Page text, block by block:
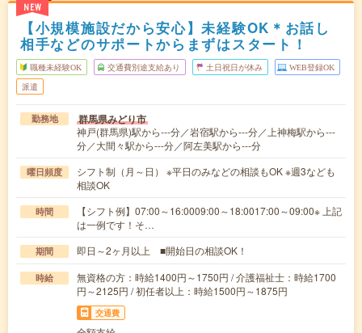
NEW
【小規模施設だから安心】未経験OK＊お話し
相手などのサポートからまずはスタート！
職種未経験OK 交通費別途支給あり 土日祝日が休み WEB登録OK
派遣
勤務地 群馬県みどり市
神戸(群馬県)駅から---分／岩宿駅から---分／上神梅駅から---
分／大間々駅から---分／阿左美駅から---分
曜日頻度
シフト制（月～日） ※平日のみなどの相談もOK ※週3なども
相談OK
時間
【シフト例】07:00～16:0009:00～18:0017:00～09:00※ 上記
は一例です！そ…
期間 即日～2ヶ月以上 ■開始日の相談OK！
時給
無資格の方：時給1400円～1750円 / 介護福祉士：時給1700
円～2125円 / 初任者以上：時給1500円～1875円
交通費